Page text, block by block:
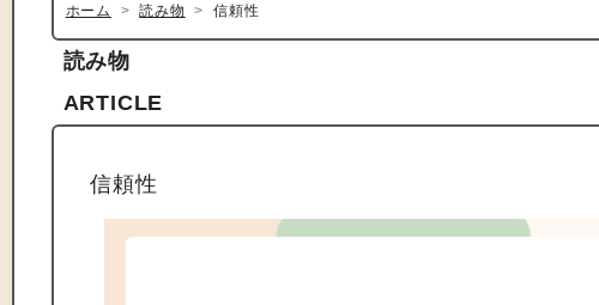
ホーム 読み物 信頼性
読み物
ARTICLE
信頼性